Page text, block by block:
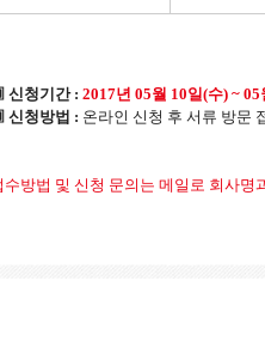
청기간 : 2017년 05월 10일(수) ~ 05
청방법 : 온라인 신청 후 서류 방문
수방법 및 신청 문의는 메일로 회사명